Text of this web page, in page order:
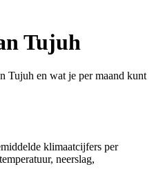
Tujuh
Tujuh en wat je per maand kunt
klimaatcijfers per
neerslag,